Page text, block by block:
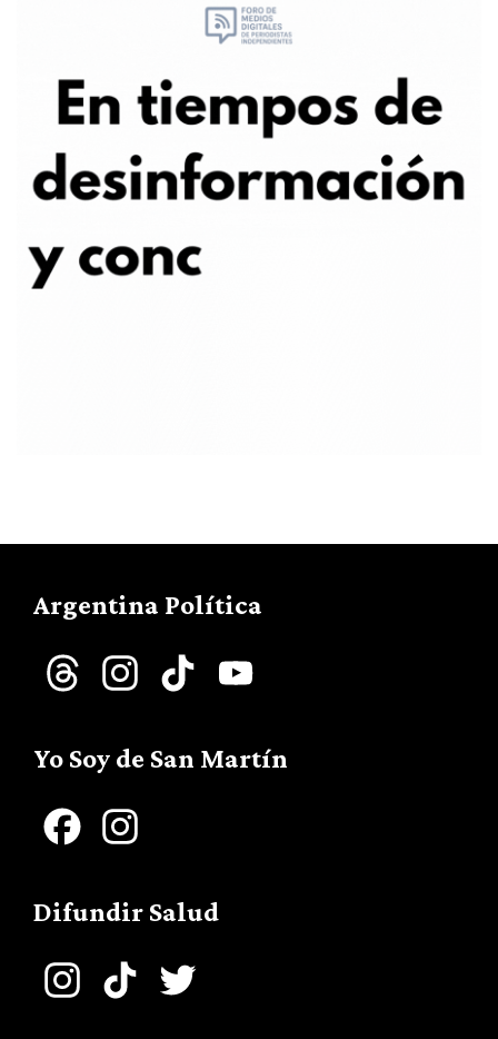
Argentina Política
Threads InstagramTikTok
Yo Soy de San Martín
Facebook
Difundir Salud
InstagramTikTok